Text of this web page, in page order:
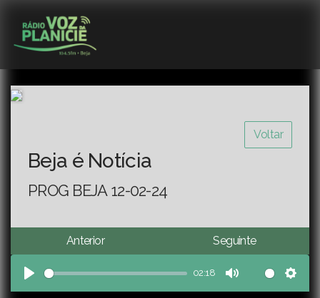
Voltar
Beja é Notícia
PROG BEJA 12-02-24
Anterior Seguinte
Play
02:18
Mute